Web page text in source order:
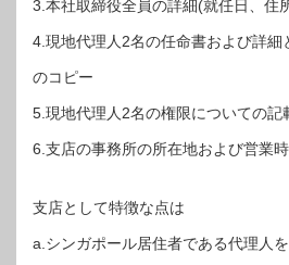
3.本社取締役全員の詳細(就任日、住
4.現地代理人2名の任命書および詳細
のコピー
5.現地代理人2名の権限についての記
6.支店の事務所の所在地および営業
支店として特徴な点は
a.シンガポール居住者である代理人